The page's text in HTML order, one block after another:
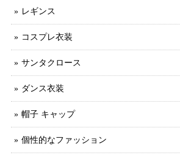
レギンス
コスプレ衣装
サンタクロース
ダンス衣装
帽子 キャップ
個性的なファッション